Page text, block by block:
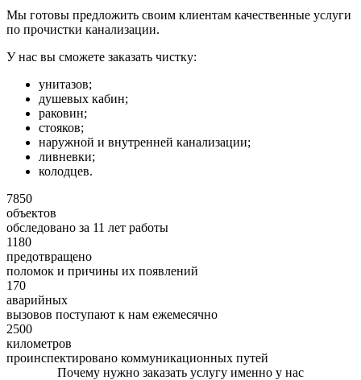
Мы готовы предложить своим клиентам качественные услуги
по прочистки канализации.
У нас вы сможете заказать чистку:
унитазов;
душевых кабин;
раковин;
стояков;
наружной и внутренней канализации;
ливневки;
колодцев.
7850
объектов
обследовано за 11 лет работы
1180
предотвращено
поломок и причины их появлений
170
аварийных
вызовов поступают к нам ежемесячно
2500
километров
проинспектировано коммуникационных путей
Почему нужно заказать услугу именно у нас